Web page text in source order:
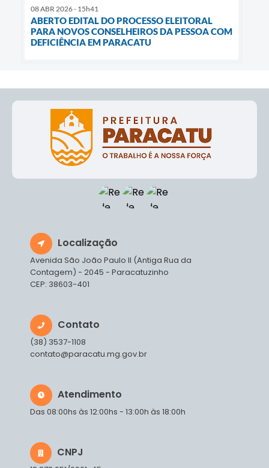
08 ABR 2026 - 15h41
ABERTO EDITAL DO PROCESSO ELEITORAL
PARA NOVOS CONSELHEIROS DA PESSOA COM
DEFICIÊNCIA EM PARACATU
Localização
Avenida São João Paulo II (Antiga Rua da
Contagem) - 2045 - Paracatuzinho
CEP: 38603-401
Contato
(38) 3537-1108
contato@paracatu.mg.gov.br
Atendimento
Das 08:00hs às 12:00hs - 13:00h às 18:00h
CNPJ